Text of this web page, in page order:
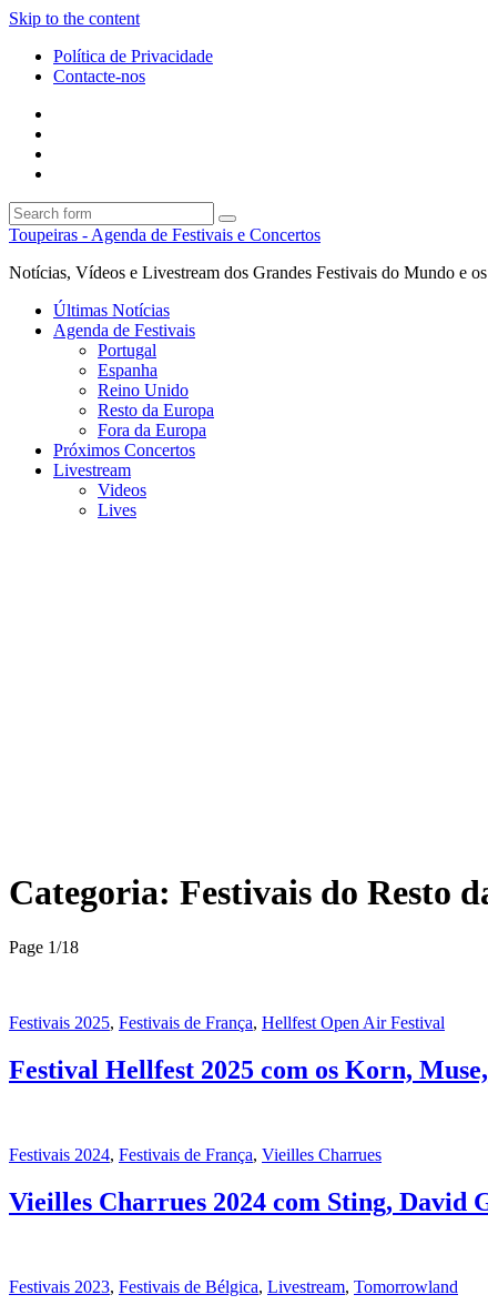
Skip to the content
Política de Privacidade
Contacte-nos
Search
Toupeiras - Agenda de Festivais e Concertos
Notícias, Vídeos e Livestream dos Grandes Festivais do Mundo e
Últimas Notícias
Agenda de Festivais
Portugal
Espanha
Reino Unido
Resto da Europa
Fora da Europa
Próximos Concertos
Livestream
Videos
Lives
Categoria: Festivais do Resto
Page 1/18
Festivais 2025, Festivais de França, Hellfest Open Air Festival
Festival Hellfest 2025 com os Korn,
Festivais 2024, Festivais de França, Vieilles Charrues
Vieilles Charrues 2024 com Sting, David
Festivais 2023, Festivais de Bélgica, Livestream, Tomorrowland